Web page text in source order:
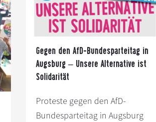
Gegen den AfD-Bundesparteitag in
Augsburg – Unsere Alternative ist
Solidarität
Proteste gegen den AfD-
Bundesparteitag in Augsburg